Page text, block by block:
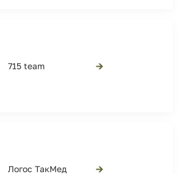
715 team →
Логос ТакМед →